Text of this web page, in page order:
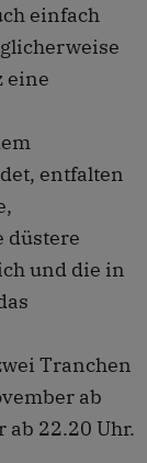
einfach
eine
entfalten
düstere
und die in
Tranchen
ab
ab 22.20 Uhr.